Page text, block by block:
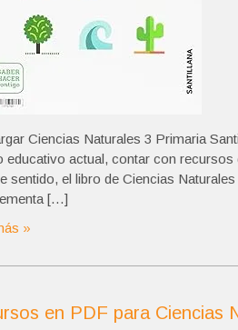
Ciencias Naturales 3 Primaria
educativo actual, contar con recursos
sentido, el libro de Ciencias
[…]
»
en PDF para Ciencias